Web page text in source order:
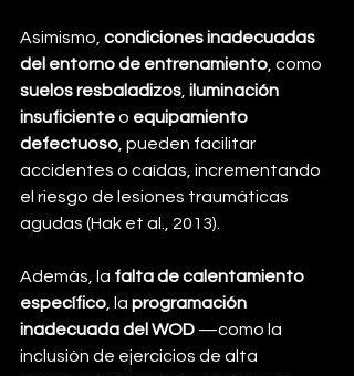
Asimismo, condiciones inadecuadas
del entorno de entrenamiento , como
suelos resbaladizos iluminación
insuficiente o equipamiento
defectuoso , pueden facilitar
accidentes o caídas, incrementando
el riesgo de lesiones traumáticas
agudas (Hak et al., 2013).
Además, la falta de calentamiento
específico , la programación
inadecuada del WOD —como la
inclusión de ejercicios de alta